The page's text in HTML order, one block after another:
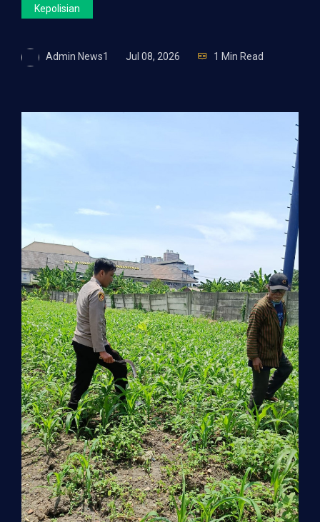
Kepolisian
Admin News1 Jul 08, 2026 1 Min Read